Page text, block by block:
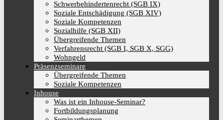
Schwerbehindertenrecht (SGB IX)
Soziale Entschädigung (SGB XIV)
Soziale Kompetenzen
Sozialhilfe (SGB XII)
Übergreifende Themen
Verfahrensrecht (SGB I, SGB X, SGG)
Wohngeld
Präsenzseminare
Übergreifende Themen
Soziale Kompetenzen
Inhouse
Was ist ein Inhouse-Seminar?
Fortbildungsplanung